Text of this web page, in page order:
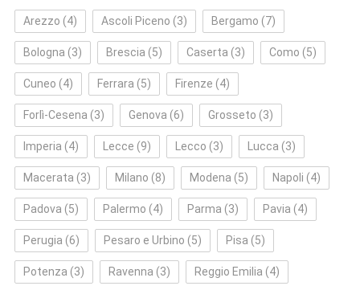
Arezzo (4) Ascoli Piceno (3) Bergamo (7)
Bologna (3) Brescia (5) Caserta (3) Como (5)
Cuneo (4) Ferrara (5) Firenze (4)
Forlì‑Cesena (3) Genova (6) Grosseto (3)
Imperia (4) Lecce (9) Lecco (3) Lucca (3)
Macerata (3) Milano (8) Modena (5) Napoli (4)
Padova (5) Palermo (4) Parma (3) Pavia (4)
Perugia (6) Pesaro e Urbino (5) Pisa (5)
Potenza (3) Ravenna (3) Reggio Emilia (4)